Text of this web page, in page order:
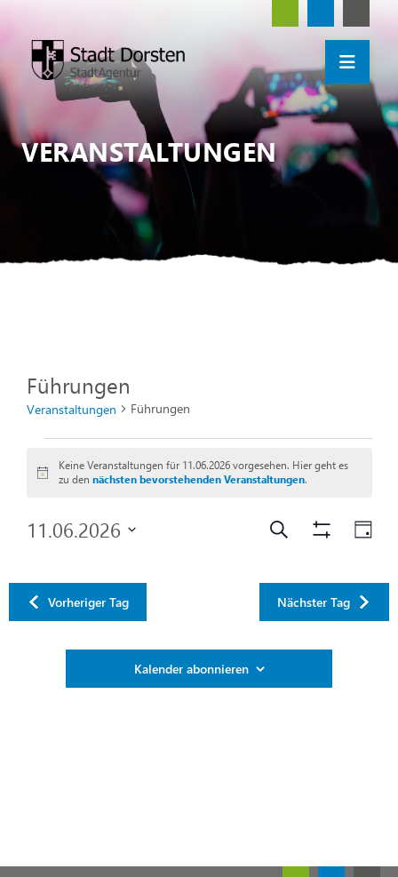
VERANSTALTUNGEN
Führungen
Veranstaltungen Führungen
Hinweis
Keine Veranstaltungen für 11.06.2026 vorgesehen. Hier geht es
zu den nächsten bevorstehenden Veranstaltungen.
und
Suche Filter
Tag
11.06.2026
Vorheriger Tag Nächster Tag
Kalender abonnieren